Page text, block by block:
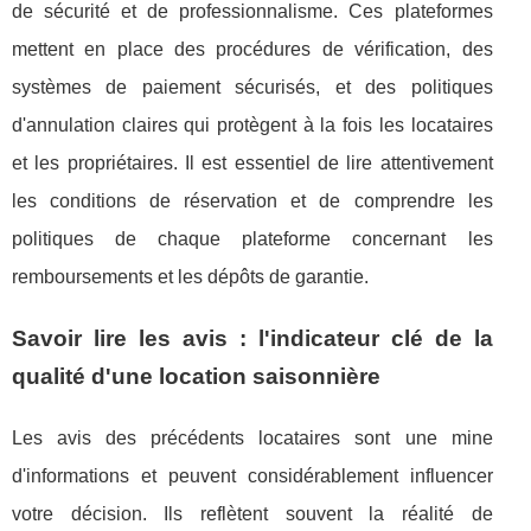
de sécurité et de professionnalisme. Ces plateformes
mettent en place des procédures de vérification, des
systèmes de paiement sécurisés, et des politiques
d'annulation claires qui protègent à la fois les locataires
et les propriétaires. Il est essentiel de lire attentivement
les conditions de réservation et de comprendre les
politiques de chaque plateforme concernant les
remboursements et les dépôts de garantie.
Savoir lire les avis : l'indicateur clé de la
qualité d'une location saisonnière
Les avis des précédents locataires sont une mine
d'informations et peuvent considérablement influencer
votre décision. Ils reflètent souvent la réalité de